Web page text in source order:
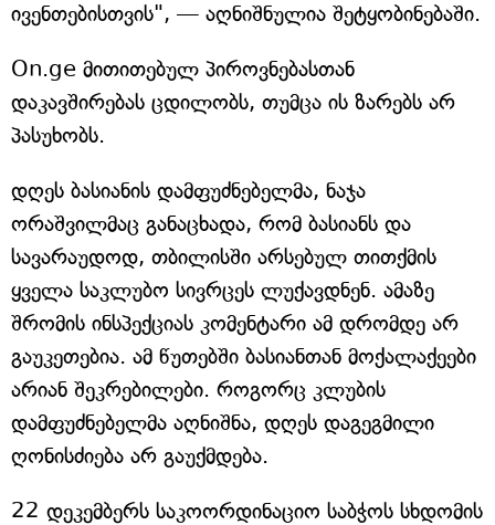
ივენთებისთვის", — აღნიშნულია შეტყობინებაში.
On.ge მითითებულ პიროვნებასთან
დაკავშირებას ცდილობს, თუმცა ის ზარებს არ
პასუხობს.
დღეს ბასიანის დამფუძნებელმა, ნაჯა
ორაშვილმაც განაცხადა, რომ ბასიანს და
სავარაუდოდ, თბილისში არსებულ თითქმის
ყველა საკლუბო სივრცეს ლუქავდნენ. ამაზე
შრომის ინსპექციას კომენტარი ამ დრომდე არ
გაუკეთებია. ამ წუთებში ბასიანთან მოქალაქეები
არიან შეკრებილები. როგორც კლუბის
დამფუძნებელმა აღნიშნა, დღეს დაგეგმილი
ღონისძიება არ გაუქმდება.
22 დეკემბერს საკოორდინაციო საბჭოს სხდომის